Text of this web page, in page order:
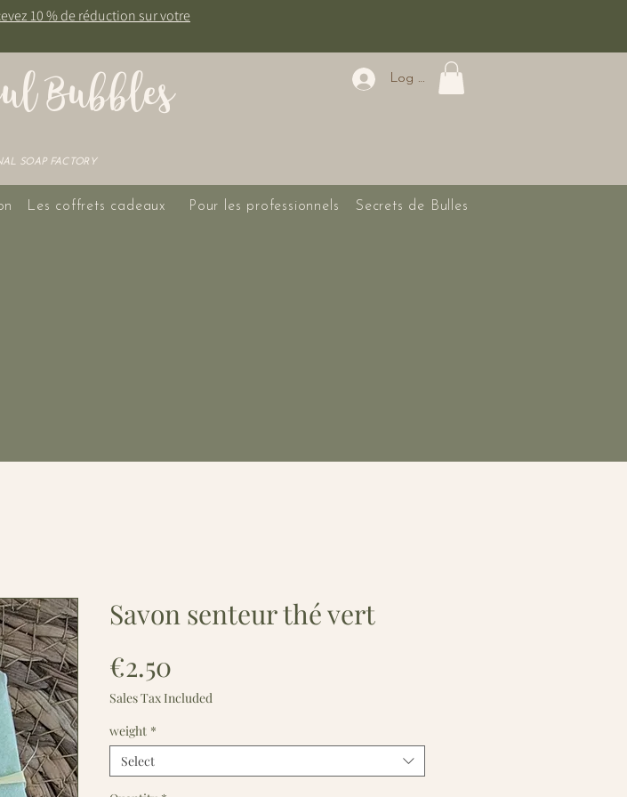
10 % de réduction sur votre
Bubbles
Log In
SOAP FACTORY
Les coffrets cadeaux Pour les professionnels Secrets de Bulles
Savon senteur thé vert
€2.50
Sales Tax Included
weight *
Select